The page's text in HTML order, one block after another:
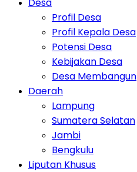
Profil Desa
Profil Kepala Desa
Potensi Desa
Kebijakan Desa
Desa Membangun
Daerah
Lampung
Sumatera Selatan
Jambi
Bengkulu
Liputan Khusus